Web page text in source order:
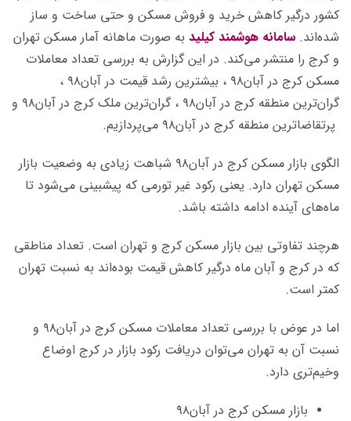
کشور درگیر کاهش خرید و فروش مسکن و حتی ساخت و ساز
شده‌اند. سامانه هوشمند کیلید به صورت ماهانه آمار مسکن تهران
و کرج را منتشر می‌کند. در این گزارش به بررسی تعداد معاملات
مسکن کرج در آبان۹۸ ، بیشترین رشد قیمت در آبان۹۸ ،
گران‌ترین منطقه کرج در آبان۹۸ ، گران‌ترین ملک کرج در آبان۹۸ و
پرتقاضاترین منطقه کرج در آبان۹۸ می‌پردازیم.
الگوی بازار مسکن کرج در آبان۹۸ شباهت زیادی به وضعیت بازار
مسکن تهران دارد. یعنی رکود غیر تورمی که پیشبینی می‌شود تا
ماه‌های آینده ادامه داشته باشد.
هرچند تفاوتی بین بازار مسکن کرج و تهران است. تعداد مناطقی
که در کرج و آبان ماه درگیر کاهش قیمت بوده‌اند به نسبت تهران
کمتر است.
اما در عوض با بررسی تعداد معاملات مسکن کرج در آبان۹۸ و
نسبت آن به تهران می‌توان دریافت رکود بازار در کرج اوضاع
وخیم‌تری دارد.
بازار مسکن کرج در آبان۹۸